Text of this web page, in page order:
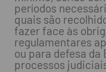
períodos
quais são
fazer face às
regulamentares
ou para defesa da
processos